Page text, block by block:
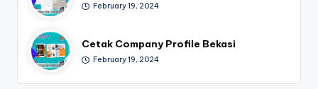
February 19, 2024
Cetak Company Profile Bekasi
February 19, 2024